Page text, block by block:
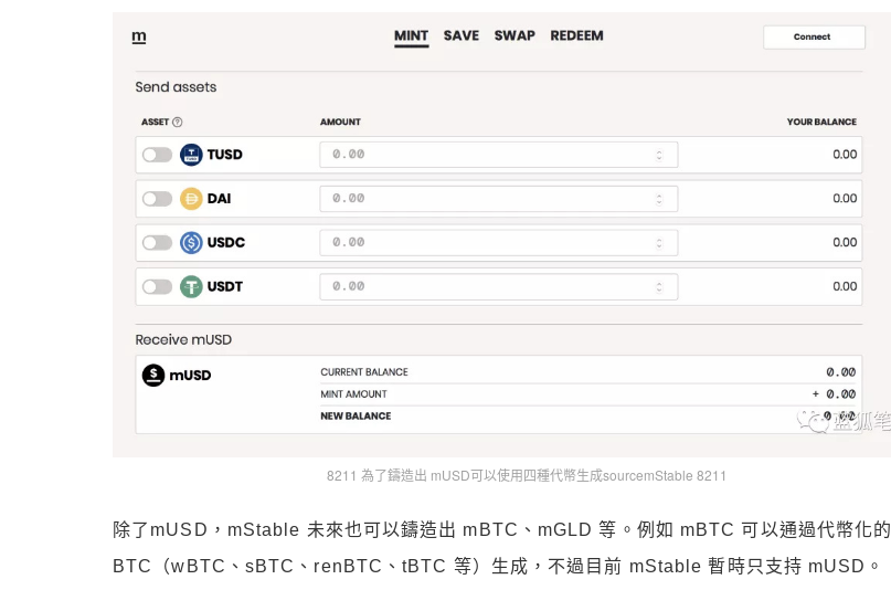
8211 為了鑄造出 mUSD可以使用四種代幣生成sourcemStable 8211
除了mUSD，mStable 未來也可以鑄造出 mBTC、mGLD 等。例如 mBTC 可以通過代幣化的
BTC（wBTC、sBTC、renBTC、tBTC 等）生成，不過目前 mStable 暫時只支持 mUSD。